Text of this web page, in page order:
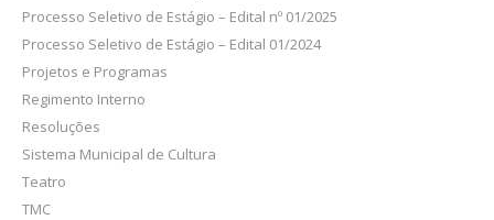
Processo Seletivo de Estágio – Edital nº 01/2025
Processo Seletivo de Estágio – Edital 01/2024
Projetos e Programas
Regimento Interno
Resoluções
Sistema Municipal de Cultura
Teatro
TMC